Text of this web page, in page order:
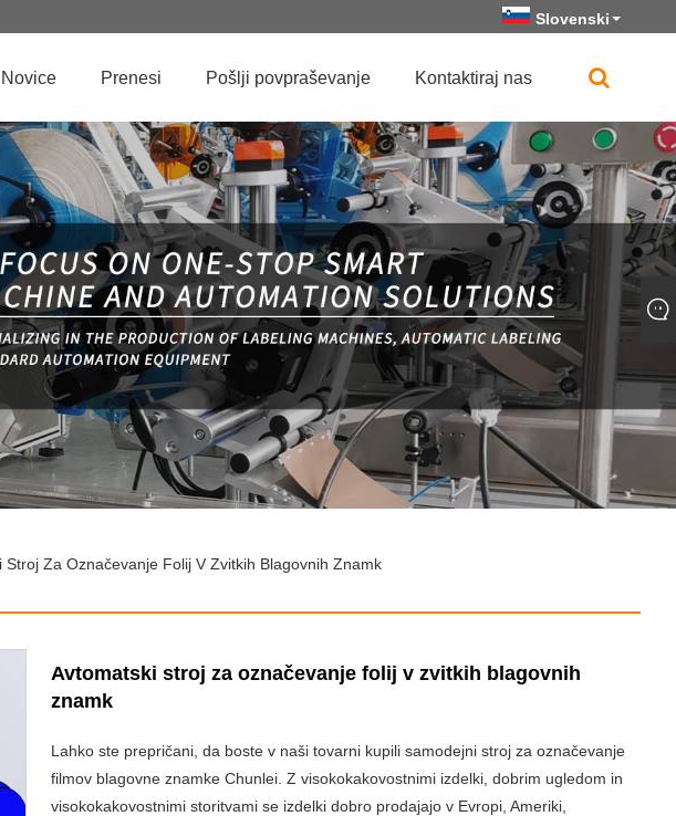
Slovenski
Novice Prenesi Pošlji povpraševanje Kontaktiraj nas
Stroj Za Označevanje Folij V Zvitkih Blagovnih Znamk
Avtomatski stroj za označevanje folij v zvitkih blagovnih
znamk
Lahko ste prepričani, da boste v naši tovarni kupili samodejni stroj za označevanje
filmov blagovne znamke Chunlei. Z visokokakovostnimi izdelki, dobrim ugledom in
visokokakovostnimi storitvami se izdelki dobro prodajajo v Evropi, Ameriki,